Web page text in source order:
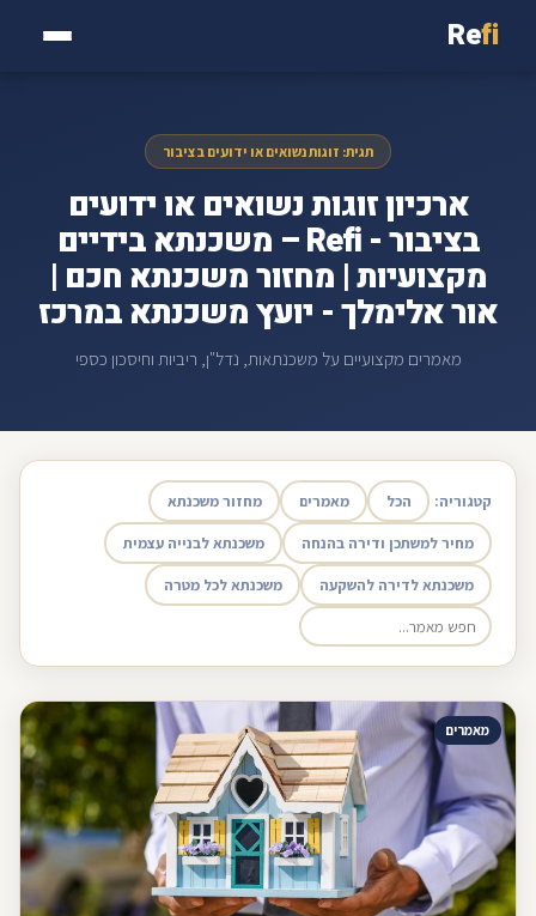
Refi
תגית: זוגות נשואים או ידועים בציבור
ארכיון זוגות נשואים או ידועים
בציבור - Refi – משכנתא בידיים
מקצועיות | מחזור משכנתא חכם |
אור אלימלך - יועץ משכנתא במרכז
מאמרים מקצועיים על משכנתאות, נדל"ן, ריביות וחיסכון כספי
קטגוריה: הכל מאמרים מחזור משכנתא
מחיר למשתכן ודירה בהנחה משכנתא לבנייה עצמית
משכנתא לדירה להשקעה משכנתא לכל מטרה
מאמרים